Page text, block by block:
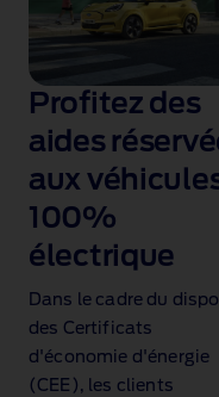
Profitez des
aides
aux
100%
électrique
Dans le cadre du
des Certificats
d'économie d'énergie
(CEE), les clients